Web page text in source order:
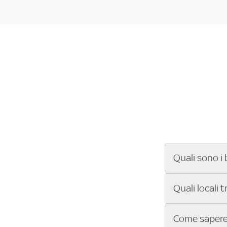
Quali sono i
Se cerchi un
ENILIVE, la
Sky Bar ti
Quali locali
Vuoi sapere
Come